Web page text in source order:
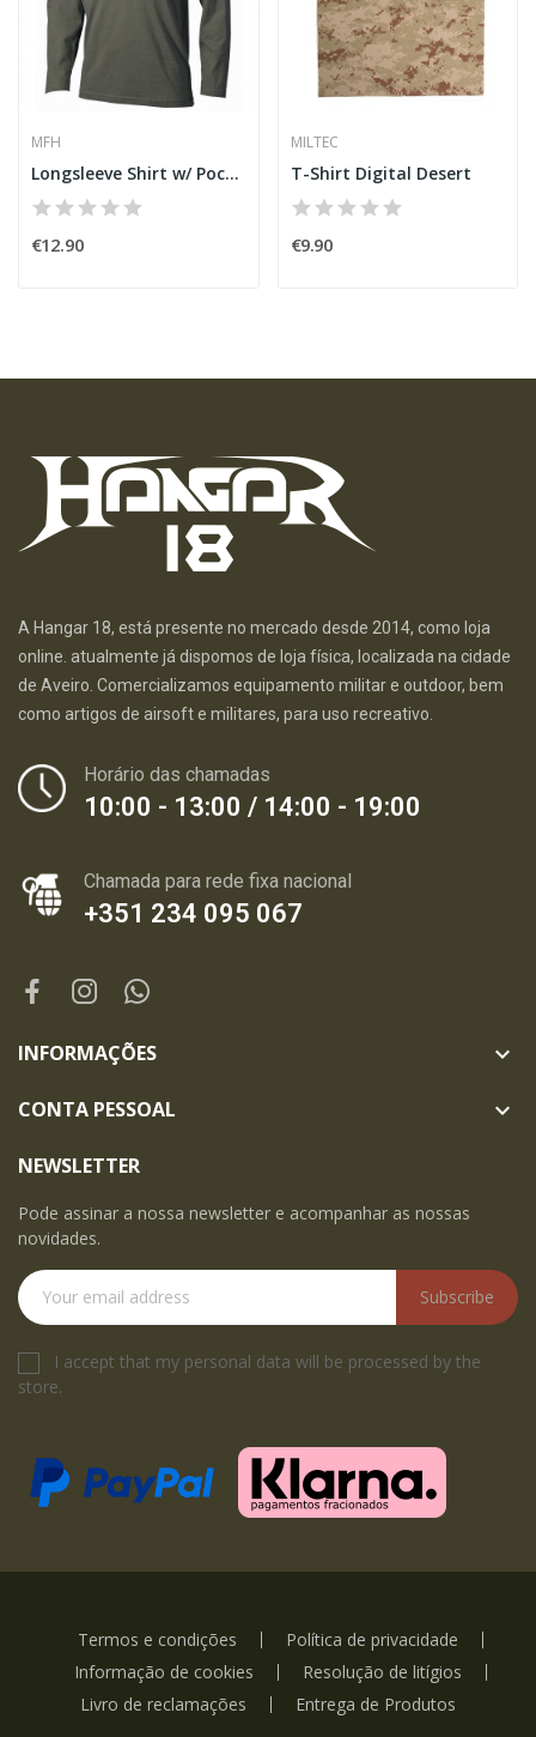
MFH
Longsleeve Shirt w/ Pockets Olive [MFH]
€12.90
MILTEC
T-Shirt Digital Desert
€9.90
A Hangar 18, está presente no mercado desde 2014, como loja
online. atualmente já dispomos de loja física, localizada na cidade
de Aveiro. Comercializamos equipamento militar e outdoor, bem
como artigos de airsoft e militares, para uso recreativo.
Horário das chamadas
10:00 - 13:00 / 14:00 - 19:00
Chamada para rede fixa nacional
+351 234 095 067
INFORMAÇÕES 
CONTA PESSOAL 
NEWSLETTER
Pode assinar a nossa newsletter e acompanhar as nossas
novidades.
Subscribe
I accept that my personal data will be processed by the
store.
Termos e condições
Política de privacidade
Informação de cookies
Resolução de litígios
Livro de reclamações
Entrega de Produtos